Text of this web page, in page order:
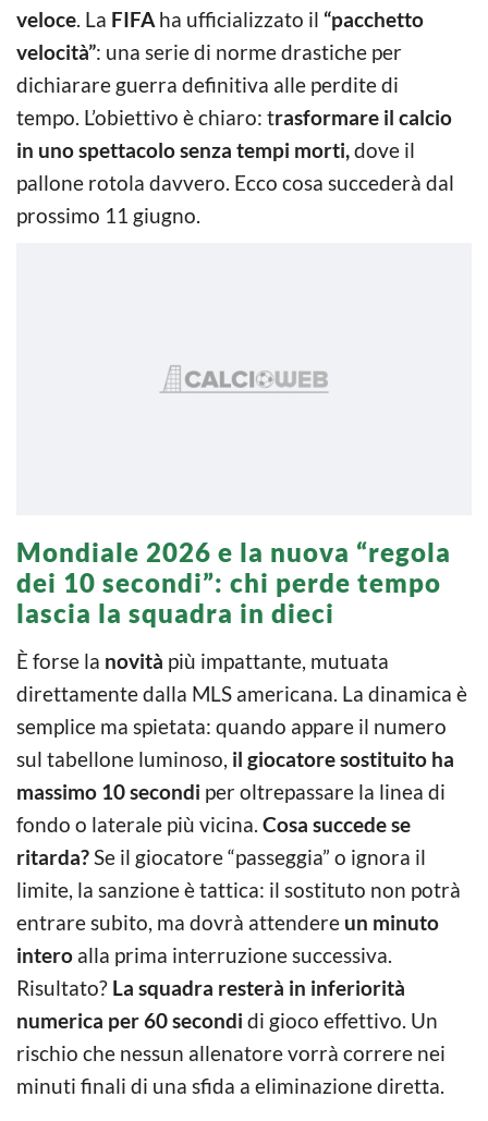
veloce. La FIFA ha ufficializzato il “pacchetto
velocità”: una serie di norme drastiche per
dichiarare guerra definitiva alle perdite di
tempo. L’obiettivo è chiaro: trasformare il calcio
in uno spettacolo senza tempi morti,dove il
pallone rotola davvero. Ecco cosa succederà dal
prossimo 11 giugno.
Mondiale 2026 e la nuova “regola
dei 10 secondi”: chi perde tempo
lascia la squadra in dieci
È forse la novità più impattante, mutuata
direttamente dalla MLS americana. La dinamica è
semplice ma spietata: quando appare il numero
sul tabellone luminoso, il giocatore sostituito ha
massimo 10 secondi per oltrepassare la linea di
fondo o laterale più vicina. Cosa succede se
ritarda?Se il giocatore “passeggia” o ignora il
limite, la sanzione è tattica: il sostituto non potrà
entrare subito, ma dovrà attendere un minuto
intero alla prima interruzione successiva.
Risultato? La squadra resterà in inferiorità
numerica per 60 secondi di gioco effettivo. Un
rischio che nessun allenatore vorrà correre nei
minuti finali di una sfida a eliminazione diretta.